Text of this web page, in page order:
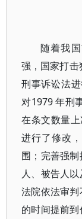
随着我
强，国家打
刑事诉讼法
对1979 年刑
在条文数量
进行了修改
围；完善强
人、被告人
法院依法审
的时间提前